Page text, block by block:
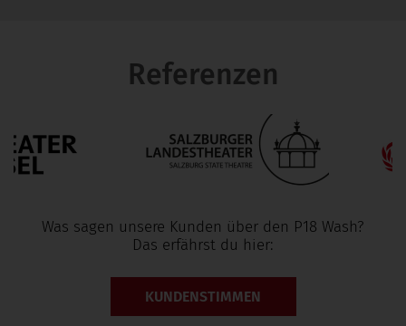
Referenzen
Was sagen unsere Kunden über den P18 Wash?
Das erfährst du hier:
KUNDENSTIMMEN